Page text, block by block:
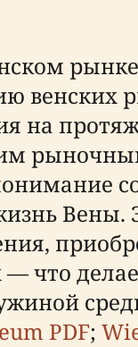
венских
на
Вены.
что
PDF;